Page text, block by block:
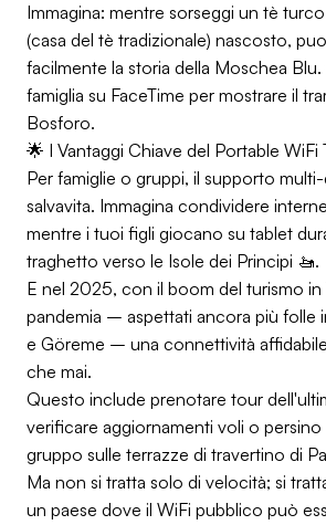
Immagina: mentre sorseggi un tè
(casa del tè tradizionale) nascosto,
facilmente la storia della Moschea
famiglia su FaceTime per mostrare il
Bosforo.
🌟 I Vantaggi Chiave del Portable WiFi
Per famiglie o gruppi, il supporto
salvavita. Immagina condividere
mentre i tuoi figli giocano su tablet
traghetto verso le Isole dei Principi 🚤.
E nel 2025, con il boom del turismo
pandemia – aspettati ancora più folle
e Göreme – una connettività
che mai.
Questo include prenotare tour
verificare aggiornamenti voli o
gruppo sulle terrazze di travertino di
Ma non si tratta solo di velocità; si
un paese dove il WiFi pubblico può